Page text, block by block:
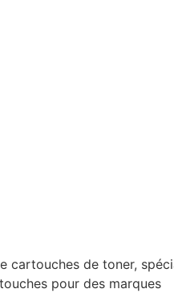
cartouches de toner,
pour des marques